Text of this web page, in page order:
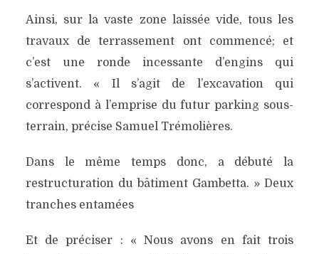
Ainsi, sur la vaste zone laissée vide, tous les
travaux de terrassement ont commencé; et
c’est une ronde incessante d’engins qui
s’activent. « Il s’agit de l’excavation qui
correspond à l’emprise du futur parking sous-
terrain, précise Samuel Trémolières.
Dans le même temps donc, a débuté la
restructuration du bâtiment Gambetta. » Deux
tranches entamées
Et de préciser : « Nous avons en fait trois